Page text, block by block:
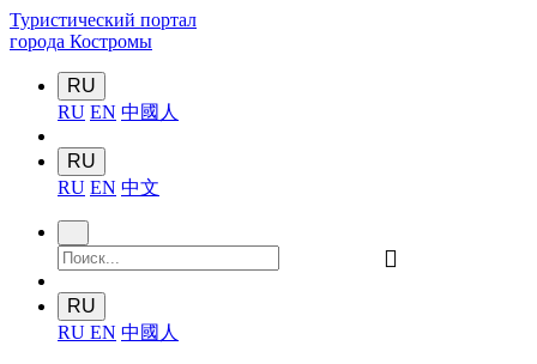
Туристический портал
города Костромы
RU
RU EN 中國人
RU
RU EN 中文
󰍉
RU
RU EN 中國人